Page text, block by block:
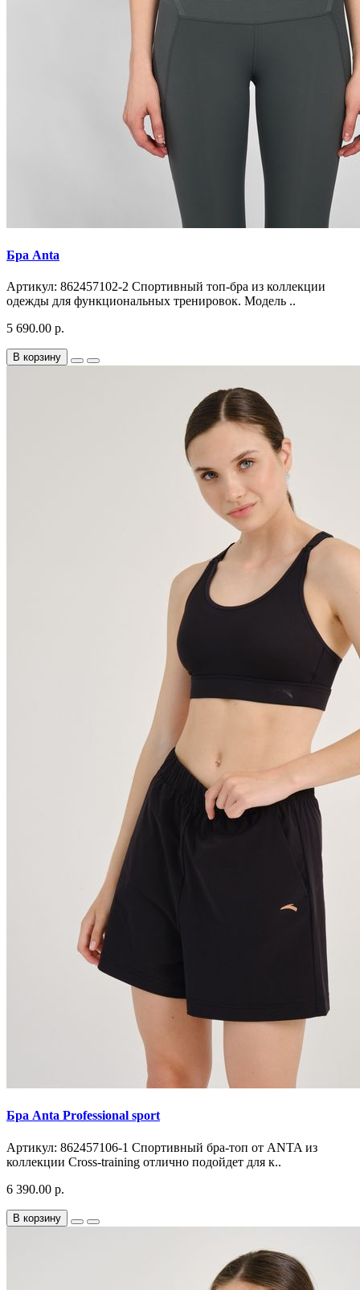
Бра Anta
Артикул: 862457102-2 Спортивный топ-бра из коллекции
одежды для функциональных тренировок. Модель ..
5 690.00 р.
В корзину
Бра Anta Professional sport
Артикул: 862457106-1 Спортивный бра-топ от ANTA из
коллекции Cross-training отлично подойдет для к..
6 390.00 р.
В корзину